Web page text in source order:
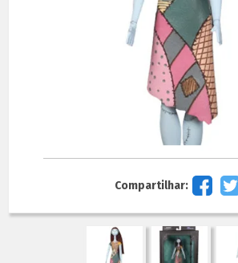
Compartilhar: